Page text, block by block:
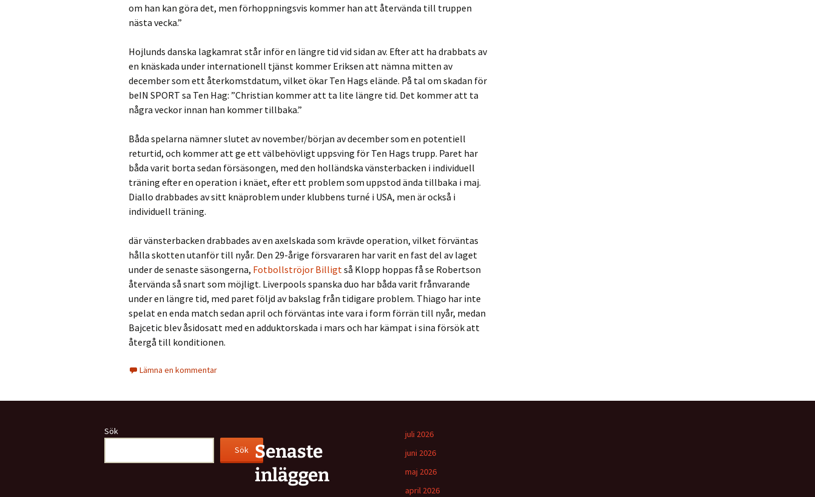
om han kan göra det, men förhoppningsvis kommer han att återvända till truppen
nästa vecka.”
Hojlunds danska lagkamrat står inför en längre tid vid sidan av. Efter att ha drabbats av
en knäskada under internationell tjänst kommer Eriksen att nämna mitten av
december som ett återkomstdatum, vilket ökar Ten Hags elände. På tal om skadan för
beIN SPORT sa Ten Hag: ”Christian kommer att ta lite längre tid. Det kommer att ta
några veckor innan han kommer tillbaka.”
Båda spelarna nämner slutet av november/början av december som en potentiell
returtid, och kommer att ge ett välbehövligt uppsving för Ten Hags trupp. Paret har
båda varit borta sedan försäsongen, med den holländska vänsterbacken i individuell
träning efter en operation i knäet, efter ett problem som uppstod ända tillbaka i maj.
Diallo drabbades av sitt knäproblem under klubbens turné i USA, men är också i
individuell träning.
där vänsterbacken drabbades av en axelskada som krävde operation, vilket förväntas
hålla skotten utanför till nyår. Den 29-årige försvararen har varit en fast del av laget
under de senaste säsongerna, Fotbollströjor Billigtså Klopp hoppas få se Robertson
återvända så snart som möjligt. Liverpools spanska duo har båda varit frånvarande
under en längre tid, med paret följd av bakslag från tidigare problem. Thiago har inte
spelat en enda match sedan april och förväntas inte vara i form förrän till nyår, medan
Bajcetic blev åsidosatt med en adduktorskada i mars och har kämpat i sina försök att
återgå till konditionen.
Lämna en kommentar
Sök
Sök
Senaste
inläggen
juli 2026
juni 2026
maj 2026
april 2026